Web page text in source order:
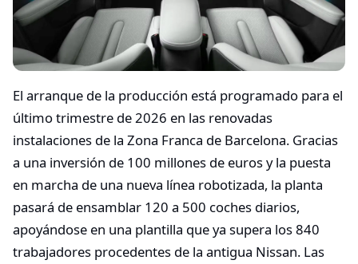
El arranque de la producción está programado para el
último trimestre de 2026 en las renovadas
instalaciones de la Zona Franca de Barcelona. Gracias
a una inversión de 100 millones de euros y la puesta
en marcha de una nueva línea robotizada, la planta
pasará de ensamblar 120 a 500 coches diarios,
apoyándose en una plantilla que ya supera los 840
trabajadores procedentes de la antigua Nissan. Las